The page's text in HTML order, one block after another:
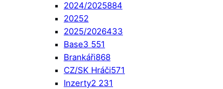
2024/2025884
20252
2025/2026433
Base3 551
Brankáři868
CZ/SK Hráči571
Inzerty2 231